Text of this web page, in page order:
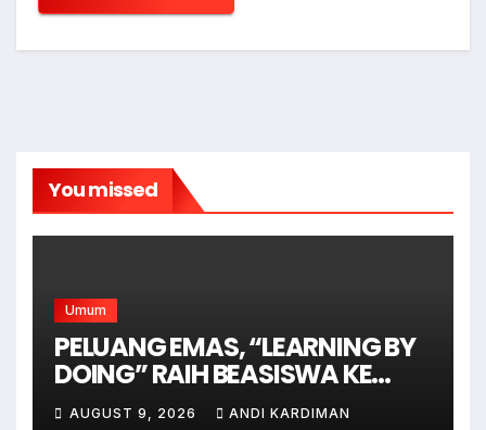
You missed
Umum
PELUANG EMAS, “LEARNING BY
DOING” RAIH BEASISWA KE
AUSTRALIA
AUGUST 9, 2026 ANDI KARDIMAN